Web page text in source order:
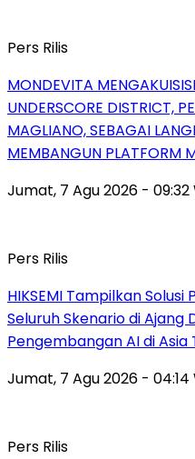
Pers Rilis
MONDEVITA
UNDERSCORE DISTRICT,
MAGLIANO, SEBAGAI
MEMBANGUN PLATFORM
Jumat, 7 Agu 2026 - 09:32
Pers Rilis
HIKSEMI Tampilkan
Seluruh Skenario di Ajang
Pengembangan AI di Asia
Jumat, 7 Agu 2026 - 04:14
Pers Rilis